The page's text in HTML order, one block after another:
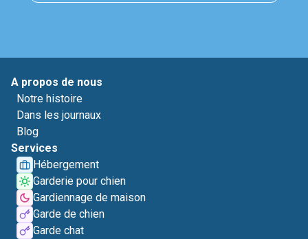
A propos de nous
Notre histoire
Dans les journaux
Blog
Services
Hébergement
Garderie pour chien
Gardiennage de maison
Garde de chien
Garde chat